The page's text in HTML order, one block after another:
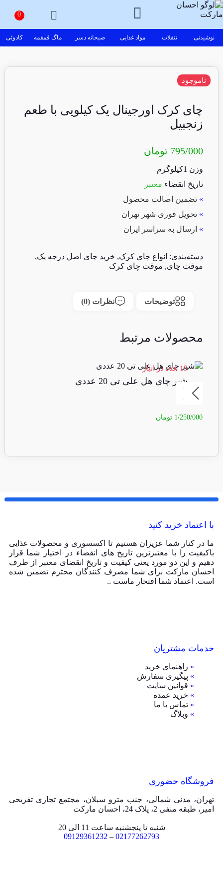
نوشیدنی تنقلات مواد غذایی صبحانه دسر ماگ قمقمه کادوئی
چای کرک اورجینال یک کیلویی با طعم
زنجبیل
795/000 تومان
وزن 1کیلوگرم
تاریخ انقضاء معتبر
» تضمین اصالت محصول
» تحویل فوری شهر تهران
» ارسال به سراسر ایران
ناموجود
دسته‌بندی: انواع چای کرک, خرید چای اصل درجه یک,
موقت چای, موقت چای کرک
توضیحات نظرات (0)
محصولات مرتبط
15 عدد در انبار
شیر چای هل علی تی 20 عددی
1/250/000 تومان
با اعتماد خرید کنید
ما در کنار شما عزیزان هستیم تا اکسسوری و محصولات غذایی
باکیفیت را با معتبرترین تاریخ های انقضاء در اختیار شما قرار
دهیم و این دو مورد یعنی کیفیت و تاریخ انقضای معتبر از طرف
احسان مارکت برای شما مصرف کنندگان محترم تضمین شده
است. اعتماد شما افتخار ماست ..
خدمات مشتریان
» راهنمای خرید
» پیگیری سفارش
» قوانین سایت
» خرید عمده
» تماس با ما
» وبلاگ
فروشگاه حضوری
تهران، مدنی شمالی، جنب مترو سبلان، مجتمع تجاری تفریحی
امیر، طبقه منفی 2، پلاک 24، احسان مارکت
شنبه تا پنجشنبه ساعت 11 الی 20
02177262793
–
09129361232